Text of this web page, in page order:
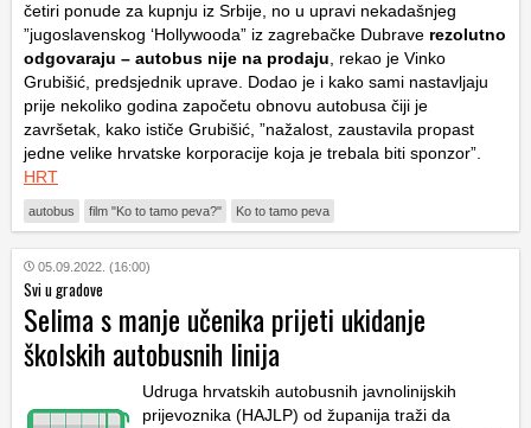
četiri ponude za kupnju iz Srbije, no u upravi nekadašnjeg
”jugoslavenskog ‘Hollywooda” iz zagrebačke Dubrave rezolutno
odgovaraju – autobus nije na prodaju , rekao je Vinko
Grubišić, predsjednik uprave. Dodao je i kako sami nastavljaju
prije nekoliko godina započetu obnovu autobusa čiji je
završetak, kako ističe Grubišić, ”nažalost, zaustavila propast
jedne velike hrvatske korporacije koja je trebala biti sponzor”.
HRT
autobus film "Ko to tamo peva?" Ko to tamo peva
05.09.2022. (16:00)
Svi u gradove
Selima s manje učenika prijeti ukidanje
školskih autobusnih linija
Udruga hrvatskih autobusnih javnolinijskih
prijevoznika (HAJLP) od županija traži da